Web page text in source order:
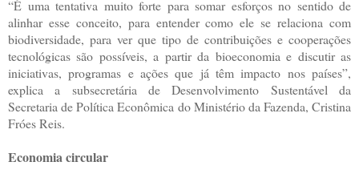
“É uma tentativa muito forte para somar esforços no sentido de
alinhar esse conceito, para entender como ele se relaciona com
biodiversidade, para ver que tipo de contribuições e cooperações
tecnológicas são possíveis, a partir da bioeconomia e discutir as
iniciativas, programas e ações que já têm impacto nos países”,
explica a subsecretária de Desenvolvimento Sustentável da
Secretaria de Política Econômica do Ministério da Fazenda, Cristina
Fróes Reis.
Economia circular